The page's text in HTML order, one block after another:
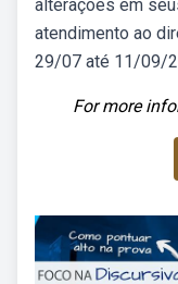
alterações em
atendimento ao
29/07 até 11/09/
For more